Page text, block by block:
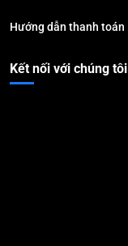
Hướng dẫn thanh toán
Kết nối với chúng tôi